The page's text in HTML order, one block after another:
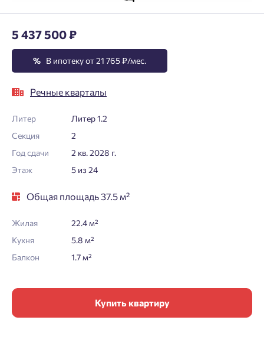
5 437 500 ₽
% В ипотеку от 21 765 ₽/мес.
Речные кварталы
Литер
Литер 1.2
Секция
2
Год сдачи
2 кв. 2028 г.
Этаж
5 из 24
Общая площадь 37.5 м²
Жилая
22.4 м²
Кухня
5.8 м²
Балкон
1.7 м²
Купить квартиру